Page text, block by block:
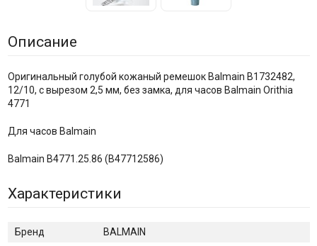
Описание
Оригинальный голубой кожаный ремешок Balmain B1732482,
12/10, с вырезом 2,5 мм, без замка, для часов Balmain Orithia
4771
Для часов Balmain
Balmain B4771.25.86 (B47712586)
Характеристики
Бренд
BALMAIN